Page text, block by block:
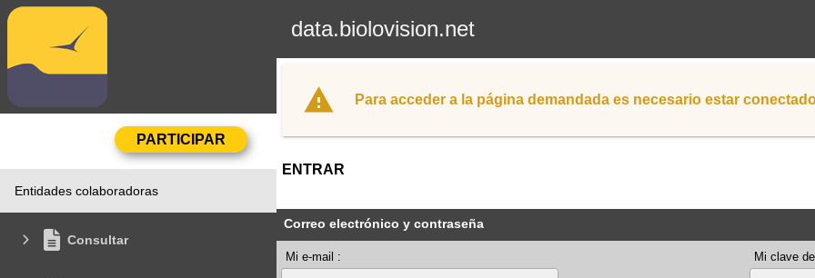
data.biolovision.net
Entidades colaboradoras
Consultar
Para acceder a la página demandada es necesario estar
ENTRAR
Correo electrónico y contraseña
Mi e-mail : Mi clave